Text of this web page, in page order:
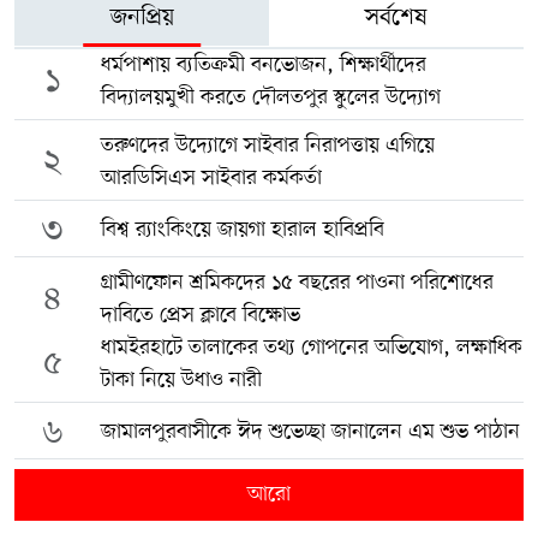
জনপ্রিয় সর্বশেষ
১
ধর্মপাশায় ব্যতিক্রমী বনভোজন, শিক্ষার্থীদের
বিদ্যালয়মুখী করতে দৌলতপুর স্কুলের উদ্যোগ
২
তরুণদের উদ্যোগে সাইবার নিরাপত্তায় এগিয়ে
আরডিসিএস সাইবার কর্মকর্তা
৩ বিশ্ব র‍্যাংকিংয়ে জায়গা হারাল হাবিপ্রবি
৪
গ্রামীণফোন শ্রমিকদের ১৫ বছরের পাওনা পরিশোধের
দাবিতে প্রেস ক্লাবে বিক্ষোভ
৫
ধামইরহাটে তালাকের তথ্য গোপনের অভিযোগ, লক্ষাধিক
টাকা নিয়ে উধাও নারী
৬ জামালপুরবাসীকে ঈদ শুভেচ্ছা জানালেন এম শুভ পাঠান
আরো